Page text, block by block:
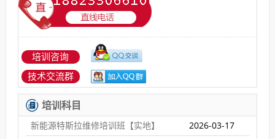
培训咨询
技术交流群
培训科目
新能源特斯拉维修培训班【实地】
2026-03-17